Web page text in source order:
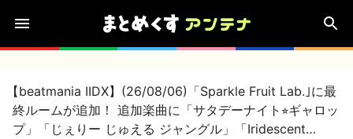
【beatmania IIDX】(26/08/06)「Sparkle Fruit Lab.｣に最
終ルームが追加！ 追加楽曲に「サタデーナイト⭐︎ギャロッ
プ」「じぇりー じゅえる ジャングル」「Iridescent